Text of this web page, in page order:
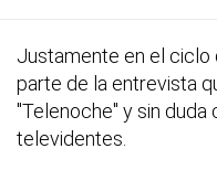
Justamente en el
parte de la entrevista
"Telenoche" y sin
televidentes.